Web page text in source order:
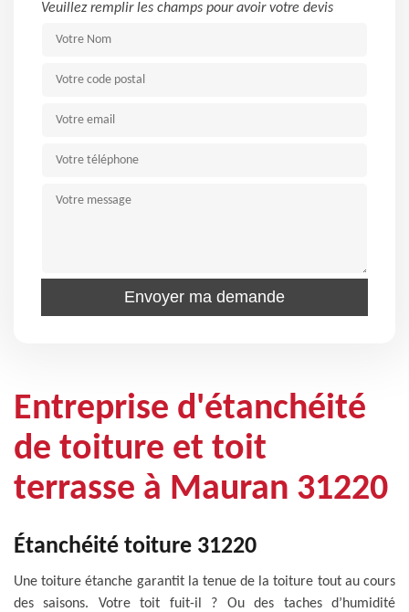
Veuillez remplir les champs pour avoir votre devis
Entreprise d'étanchéité
de toiture et toit
terrasse à Mauran 31220
Étanchéité toiture 31220
Une toiture étanche garantit la tenue de la toiture tout au cours
des saisons. Votre toit fuit-il ? Ou des taches d’humidité